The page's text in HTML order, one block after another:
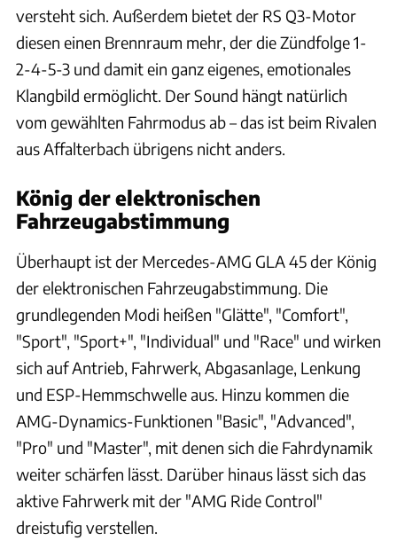
versteht sich. Außerdem bietet der RS Q3-Motor
diesen einen Brennraum mehr, der die Zündfolge 1-
2-4-5-3 und damit ein ganz eigenes, emotionales
Klangbild ermöglicht. Der Sound hängt natürlich
vom gewählten Fahrmodus ab – das ist beim Rivalen
aus Affalterbach übrigens nicht anders.
König der elektronischen
Fahrzeugabstimmung
Überhaupt ist der Mercedes-AMG GLA 45 der König
der elektronischen Fahrzeugabstimmung. Die
grundlegenden Modi heißen "Glätte", "Comfort",
"Sport", "Sport+", "Individual" und "Race" und wirken
sich auf Antrieb, Fahrwerk, Abgasanlage, Lenkung
und ESP-Hemmschwelle aus. Hinzu kommen die
AMG-Dynamics-Funktionen "Basic", "Advanced",
"Pro" und "Master", mit denen sich die Fahrdynamik
weiter schärfen lässt. Darüber hinaus lässt sich das
aktive Fahrwerk mit der "AMG Ride Control"
dreistufig verstellen.